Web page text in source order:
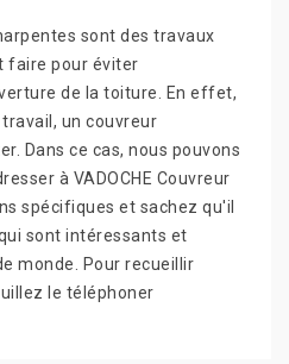
sont des travaux
faire pour éviter
de la toiture. En effet,
un couvreur
Dans ce cas, nous pouvons
à VADOCHE Couvreur
spécifiques et sachez qu'il
sont intéressants et
monde. Pour recueillir
le téléphoner